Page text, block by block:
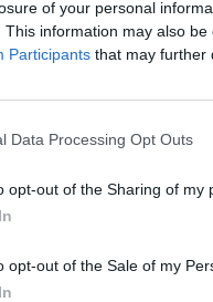
of your personal
This information may also
Participants that may further
Data Processing Opt Outs
opt-out of the Sharing of my
opt-out of the Sale of my
28 mrd USD-re
negatívan érinti,
portfolio.hu